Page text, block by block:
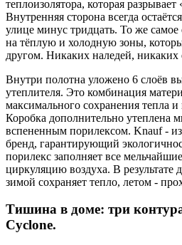
теплоизолятора, которая
Внутренняя сторона всегда
улице минус тридцать. То же самое
на тёплую и холодную зоны,
другом. Никаких наледей, никаких
Внутри полотна уложено 6 слоёв
утеплителя. Это комбинация
максимального сохранения тепла
Коробка дополнительно утеплена
вспененным порилексом. Knauf -
бренд, гарантирующий
порилекс заполняет все
циркуляцию воздуха. В результате
зимой сохраняет тепло, летом -
Тишина в доме: три
Cyclone.